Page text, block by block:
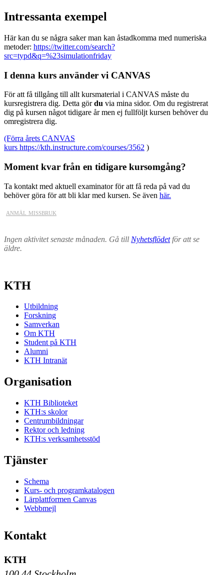
Intressanta exempel
Här kan du se några saker man kan åstadkomma med numeriska
metoder: https://twitter.com/search?
src=typd&q=%23simulationfriday
I denna kurs använder vi CANVAS
För att få tillgång till allt kursmaterial i CANVAS måste du
kursregistrera dig. Detta gördu via mina sidor. Om du registrerat
dig på kursen något tidigare år men ej fullföljt kursen behöver du
omregistrera dig.
(Förra årets CANVAS
kurs https://kth.instructure.com/courses/3562 )
Moment kvar från en tidigare kursomgång?
Ta kontakt med aktuell examinator för att få reda på vad du
behöver göra för att bli klar med kursen. Se även här.
anmäl missbruk
Ingen aktivitet senaste månaden. Gå till Nyhetsflödetför att se
äldre.
KTH
Utbildning
Forskning
Samverkan
Om KTH
Student på KTH
Alumni
KTH Intranät
Organisation
KTH Biblioteket
KTH:s skolor
Centrumbildningar
Rektor och ledning
KTH:s verksamhetsstöd
Tjänster
Schema
Kurs- och programkatalogen
Lärplattformen Canvas
Webbmejl
Kontakt
KTH